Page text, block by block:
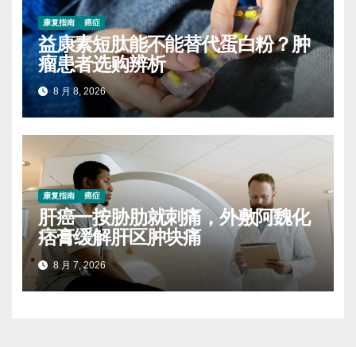
康复指南 癌症
益康素短肽能不能替代蛋白粉？肿
瘤患者选购辨析
8 月 8, 2026
康复指南 癌症
肝癌一按胁肋就刺痛，外敷阿魏化
痞膏缓解肝区肿块痛
8 月 7, 2026